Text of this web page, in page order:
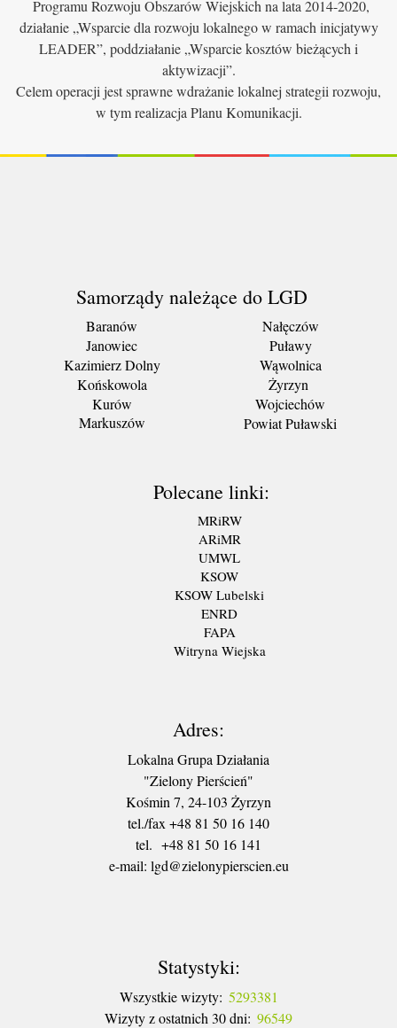
Programu Rozwoju Obszarów Wiejskich na lata 2014-2020,
działanie „Wsparcie dla rozwoju lokalnego w ramach inicjatywy
LEADER”, poddziałanie „Wsparcie kosztów bieżących i
aktywizacji”.
Celem operacji jest sprawne wdrażanie lokalnej strategii rozwoju,
w tym realizacja Planu Komunikacji.
Samorządy należące do LGD
Baranów
Janowiec
Kazimierz Dolny
Końskowola
Kurów
Markuszów
Nałęczów
Puławy
Wąwolnica
Żyrzyn
Wojciechów
Powiat Puławski
Polecane linki:
MRiRW
ARiMR
UMWL
KSOW
KSOW Lubelski
ENRD
FAPA
Witryna Wiejska
Adres:
Lokalna Grupa Działania
"Zielony Pierścień"
Kośmin 7, 24-103 Żyrzyn
tel./fax +48 81 50 16 140
tel. +48 81 50 16 141
​e-mail: lgd@zielonypierscien.eu
Statystyki:
Wszystkie wizyty: 5293381
Wizyty z ostatnich 30 dni: 96549